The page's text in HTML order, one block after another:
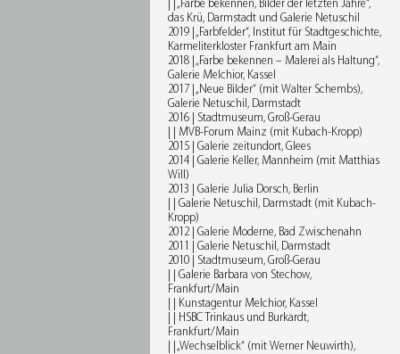
| | „Farbe bekennen, Bilder der letzten Jahre“,
das Krü, Darmstadt und Galerie Netuschil
2019 | „Farbfelder“, Institut für Stadtgeschichte,
Karmeliterkloster Frankfurt am Main
2018 | „Farbe bekennen – Malerei als Haltung“,
Galerie Melchior, Kassel
2017 | „Neue Bilder“ (mit Walter Schembs),
Galerie Netuschil, Darmstadt
2016 | Stadtmuseum, Groß-Gerau
| | MVB-Forum Mainz (mit Kubach-Kropp)
2015 | Galerie zeitundort, Glees
2014 | Galerie Keller, Mannheim (mit Matthias
Will)
2013 | Galerie Julia Dorsch, Berlin
| | Galerie Netuschil, Darmstadt (mit Kubach-
Kropp)
2012 | Galerie Moderne, Bad Zwischenahn
2011 | Galerie Netuschil, Darmstadt
2010 | Stadtmuseum, Groß-Gerau
| | Galerie Barbara von Stechow,
Frankfurt/Main
| | Kunstagentur Melchior, Kassel
| | HSBC Trinkaus und Burkardt,
Frankfurt/Main
| | „Wechselblick“ (mit Werner Neuwirth),